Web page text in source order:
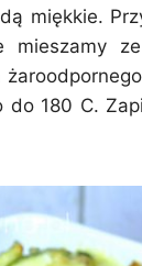
miękkie.
mieszamy
180 C.